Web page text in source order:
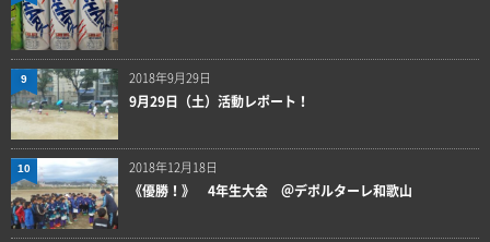
2018年9月29日
9月29日（土）活動レポート！
9
2018年12月18日
《優勝！》 4年生大会 ＠デポルターレ和歌山
10